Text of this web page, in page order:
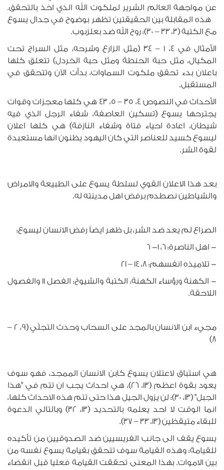
عن مواجهة العالم الشرير لملكوت الله الذي اخذ بالتحقق.
هذه المقابلة بين الحقيقتين تظهر بوضوح في جدال يسوع
مع الكتبة (3، 33 – 30): روح الله ضد بعلزبوب.
الأمثال في 4، 1 – 34 (مثل الزارع وشرحه، مثل السراج تحت
المكيال، مثل حبة الحنطة ومثل حبة الخردل) تتعلق كلها
باعلان بدء تحقق ملكوت السماوات، بدأت الآن وتتحقق في
المستقبل.
الأحداث في النصوص 4، 35 – 5، 43 هي كلها معجزات وقوات
يجترحها يسوع (تسكين العاصفة، شفاء الرجل الذي فيه
شيطان، اعادة احياء فتاة وشفاء النازفة) هي كلها اعلان
ليسوع كسيد للعناصر التي كان اليهود يظنون انها مستعبدة
لقوة الشر.
بعد هذا الاعلان القوي لسلطة يسوع على الطبيعة والامراض
والشياطين نصطدم برفض اهل مدينته له.
الصراع لم يعد ضد الشر، بل ظهر ايضاً رفض الانسان ليسوع:
- اهل الناصرة: 6، 1- 6
- تلاميذه انفسهم: 8، 14 – 21
- الكهنة ورؤساء الكهنة، الكتبة والشيوخ: الفصل 11 والفصول
اللاحقة.
مجيء ابن الانسان بالمجد على السحاب وحدث التجلّي (9، 2 –
8)
هي استباق لاعتلان يسوع كابن الانسان الممجد، فهو سوف
يعود بقوة اعظم (13، 26)، هي احداث يجب ان تتم في "هذا
الجبل" (13، 30): لن يزول الجيل هذا حتى تتم هذه الاحداث كلها،
انما الوقت لا احد يعلمه بالتحديد (13، 32) وبالتالي الدعوة
للبقاء متيقظين (13، 33 – 37).
يسوع يقف الى جانب الفريسيين ضد الصدوقيين من تأكيده
للقيامة: وهذه القيامة سوف تتحقق بقيامة يسوع نفسه من
بين الاموات. بهذا المعنى تحققت القيامة فعليا قبل انقضاء